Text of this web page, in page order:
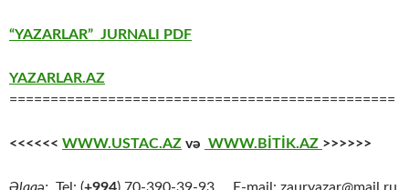
“YAZARLAR” JURNALI PDF
YAZARLAR.AZ
===============================================
<<<<<< WWW.USTAC.AZ və WWW.BİTİK.AZ >>>>>>
Əlaqə: Tel: (+994) 70-390-39-93 E-mail: zauryazar@mail.ru